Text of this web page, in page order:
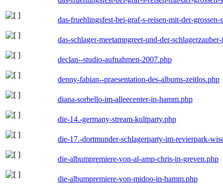
das-fruehlingsfest-bei-graf-s-reisen-mit-der-
das-schlager-meetampgreet-und-der-
declan--studio-aufnahmen-2007.php
denny-fabian--praesentation-des-albums-zeitlos.php
diana-sorbello-im-alleecenter-in-hamm.php
die-14.-germany-stream-kultparty.php
die-17.-dortmunder-schlagerparty-im-revierpark-
die-albumpremiere-von-al-amp-chris-in-greven.php
die-albumpremiere-von-midoo-in-hamm.php